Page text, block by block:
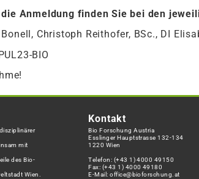
Anmeldung finden Sie bei den
Christoph Reithofer, BSc., DI
BIO
mit
des Bio-
Wien.
Kontakt
Bio Forschung Austria
Esslinger Hauptstrasse 132-134
1220 Wien
Telefon: (+43 1) 4000 49150
Fax: (+43 1) 4000 49180
E-Mail:office@bioforschung.at